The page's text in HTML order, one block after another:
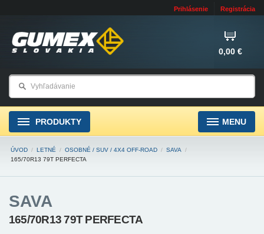
Prihlásenie Registrácia
0,00 €
PRODUKTY MENU
ÚVOD / LETNÉ / OSOBNÉ / SUV / 4X4 OFF-ROAD / SAVA
/
165/70R13 79T PERFECTA
SAVA
165/70R13 79T PERFECTA